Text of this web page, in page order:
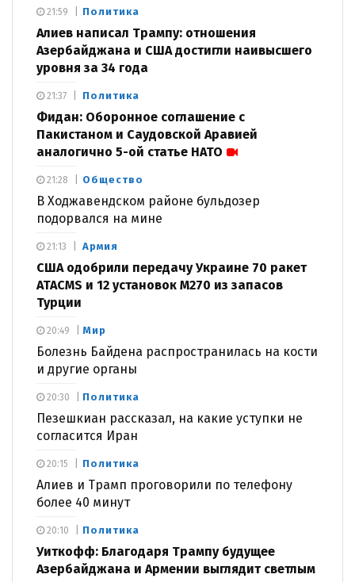
Политика
Алиев написал Трампу: отношения
Азербайджана и США достигли наивысшего
уровня за 34 года
21:59
Политика
Фидан: Оборонное соглашение с
Пакистаном и Саудовской Аравией
аналогично 5-ой статье НАТО
21:37
Общество
В Ходжавендском районе бульдозер
подорвался на мине
21:28
Армия
США одобрили передачу Украине 70 ракет
ATACMS и 12 установок M270 из запасов
Турции
21:13
Мир
Болезнь Байдена распространилась на кости
и другие органы
20:49
Политика
Пезешкиан рассказал, на какие уступки не
согласится Иран
20:30
Политика
Алиев и Трамп проговорили по телефону
более 40 минут
20:15
Политика
Уиткофф: Благодаря Трампу будущее
Азербайджана и Армении выглядит светлым
20:10